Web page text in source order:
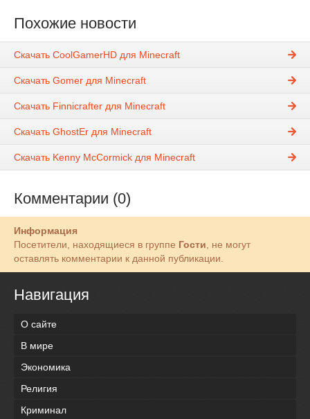
Похожие новости
Скачать CoolGamerHD для Minecraft
Скачать Gomer для Minecraft
Скачать Finnicrafter для Minecraft
Скачать GhostEr для Minecraft
Скачать Kenny McCormick для Minecraft
Комментарии (0)
Информация
Посетители, находящиеся в группе Гости, не могут
оставлять комментарии к данной публикации.
Навигация
О сайте
В мире
Экономика
Религия
Криминал